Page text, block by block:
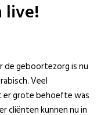
live!
de geboortezorg is nu
Veel
er grote behoefte was
cliënten kunnen nu in